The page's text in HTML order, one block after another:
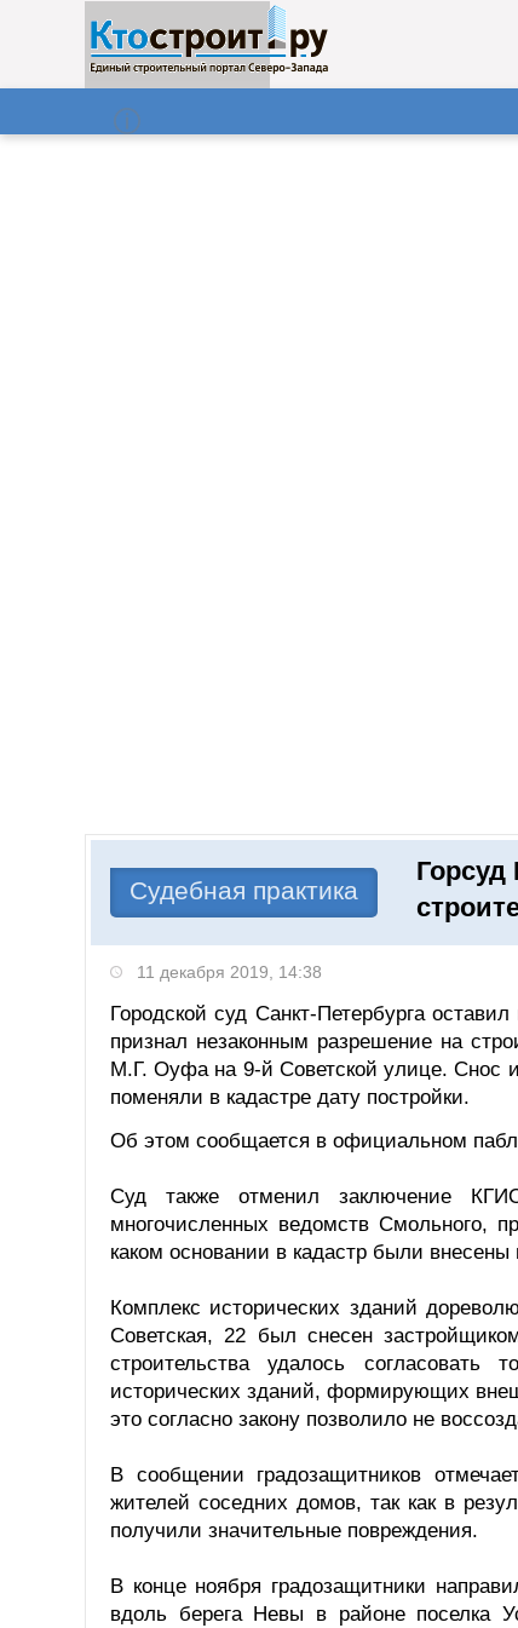
Поиск
Судебная практика
Горсуд
11 декабря 2019, 14:38
Городской суд Санкт-Петербурга
признал незаконным разрешение на
М.Г. Оуфа на 9-й Советской улице. Снос
поменяли в кадастре дату постройки.
Об этом сообщается в официальном
Суд также отменил заключение
многочисленных ведомств Смольного,
каком основании в кадастр были внесены
Комплекс исторических зданий
Советская, 22 был снесен
строительства удалось
исторических зданий, формирующих
это согласно закону позволило не
В сообщении градозащитников
жителей соседних домов, так как в
получили значительные повреждения.
В конце ноября градозащитники
вдоль берега Невы в районе поселка